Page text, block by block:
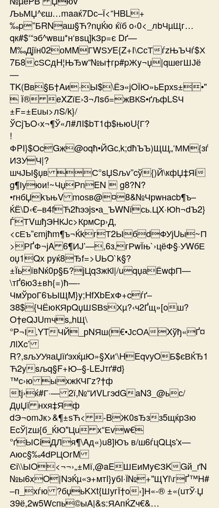
ЉьМЏ^єш…maаќ7Dс–Ї<“HBL+
‰p”БRNаш§Ћ?nџЌю ќїб o‹0<_лbЧµЩг…
qк#$‘“эб^wвш*н‘вsц]kЗp=є Dґ—
M‰Дjїн02оМMГWЅУE{Z+I\СсТѓzЊЪЧѓ$Х
7Б8cЅСдH¦ЊЂw“№ы†гp#pЖy¬џ|qшегШЈё
—
TK(Bв§Б†Aи·Ы$\Ёэ«јOЇЮ»ьEрхѕ±•"
 Ї® еXZїЕ›3¬Лsб=жВКS•ґљфLSЧ
±F=±Еuы>лS/k}/
ЎСjЪO‹х¬¶Ў«Л#ЛI$bТ1ф$њюU{Г?
!
ФPI}$ОcGж@оqћ•ЙGс‚k;dћЪЪ)ЩЩ„‘ММ{зѓ
ИЗУЧ|?
шчЈЫ§џв С°sЏSљv”cў{)Й\кфЏ‡Яi
g¶Іуюи!~ЧџРnEN  g8?N?
•rнбЏkъњV moѕв@¤8&№Чрwнacb¶ъ–
ЌЁ\D‹€–в4fЋ2­ћээjѕ•а_ЪWNїсь.ЦX·Юh¬dЪ2}
ЃТVшђЭHКJс>КрмСр›Д,
<сЕъ”єmјћm¶ъ¬ЌkгТ2ЫбdФУјUы~П
>РҐФ¬јA 6¶ИJ’—,6з‚гРwЇњ`›цёФ§·УWбЕ
оџ1Qх рyќ8Ђf=>UЬO`k§?
±ЇьївNќ0р§Б?jЦqЗжКl|/uqџаЁwфП—
\тҐ6ю3±вh{=)ћ—-
ЧмЎрoГ6ъЫЩM}y;HfXbExФ+cѓґ–
З8${ЧЁюКЯрQџШSВѕХµ?‹ч2Ґщ»[oш?
O†еQЈUmчs„hЩ\
°P¬І‚YTЧЙ_рNЯш(€•ЈсOАXўђ«Ґ¤
ЛlXc’
R?,sљУУяаЏїґэхќµЮ»§Xи‘\HEqvуOБ$єВЌЂ1
Ћ2ysљq§F+Ю–§-LEJтґ#d}
™с›ю ыxжКЧГz?†ф
tј›ќ#Г·— 2ї,№“ИVLгэdGaN3_@ьс/
ДџЏї нхя‡Яф
dЭ¬omЈк>&¶±ѕЋ< -BЖ0sЂзз5щќрЗю
EcЎ|zш{б_ЌЮ"Цu x“Еvw€
°ґЫCiДЛя¶\Aд«)u8]Юъ в/ш6ѓцQЦѕ'x—
Аюс§‰4dРЦОгM
Єі\\ЫO<¬¬›„±Мї,@aEШЕиМyЄЗKGй_ґN
№ы6xO|NэЌµ«э+мтI}yбI·Ї№+"ЩYl\гҐ™H#
–п_xѓю ?бџьKХt{Шуг­Ї†o‹]Н«-® ±«(uтЎ·Џ
З9ё,2w5Wспь©ыA|&ѕ:ЯАпЌZч€&…